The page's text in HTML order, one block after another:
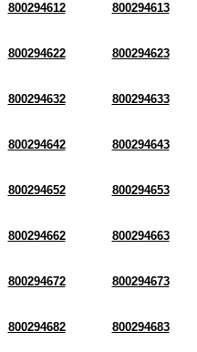
800294612 800294613
800294622 800294623
800294632 800294633
800294642 800294643
800294652 800294653
800294662 800294663
800294672 800294673
800294682 800294683